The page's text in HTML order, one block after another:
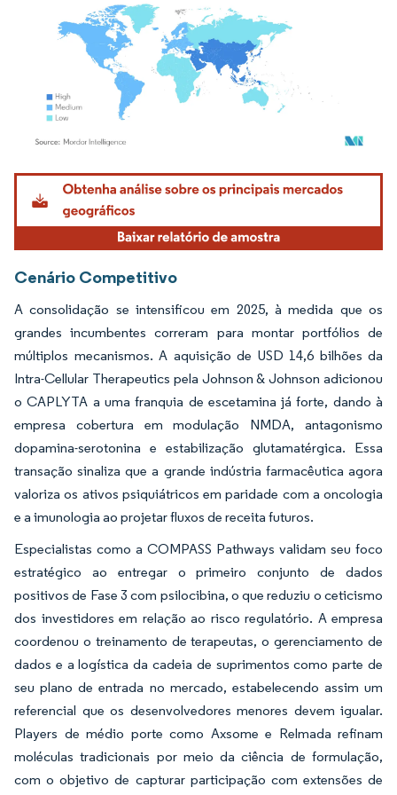
Imagem © Mordor Intelligence. O reuso requer atribuição conforme CC BY 4.0.
Cenário Competitivo
A consolidação se intensificou em 2025, à medida que os
grandes incumbentes correram para montar portfólios de
múltiplos mecanismos. A aquisição de USD 14,6 bilhões da
Intra-Cellular Therapeutics pela Johnson & Johnson adicionou
o CAPLYTA a uma franquia de escetamina já forte, dando à
empresa cobertura em modulação NMDA, antagonismo
dopamina-serotonina e estabilização glutamatérgica. Essa
transação sinaliza que a grande indústria farmacêutica agora
valoriza os ativos psiquiátricos em paridade com a oncologia
e a imunologia ao projetar fluxos de receita futuros.
Especialistas como a COMPASS Pathways validam seu foco
estratégico ao entregar o primeiro conjunto de dados
positivos de Fase 3 com psilocibina, o que reduziu o ceticismo
dos investidores em relação ao risco regulatório. A empresa
coordenou o treinamento de terapeutas, o gerenciamento de
dados e a logística da cadeia de suprimentos como parte de
seu plano de entrada no mercado, estabelecendo assim um
referencial que os desenvolvedores menores devem igualar.
Players de médio porte como Axsome e Relmada refinam
moléculas tradicionais por meio da ciência de formulação,
com o objetivo de capturar participação com extensões de